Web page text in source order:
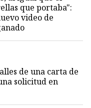
que portaba":
video de
de una carta de
solicitud en